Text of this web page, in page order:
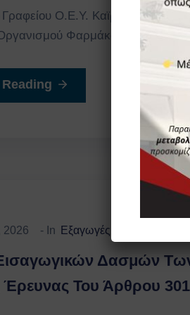
Ο.Ε.Υ. Καϊρου με θέμα
Φαρμάκων”. EDA
2026 - In Εξαγωγές Οικονομικά
Δασμών
Έρευνας Του Άρθρου